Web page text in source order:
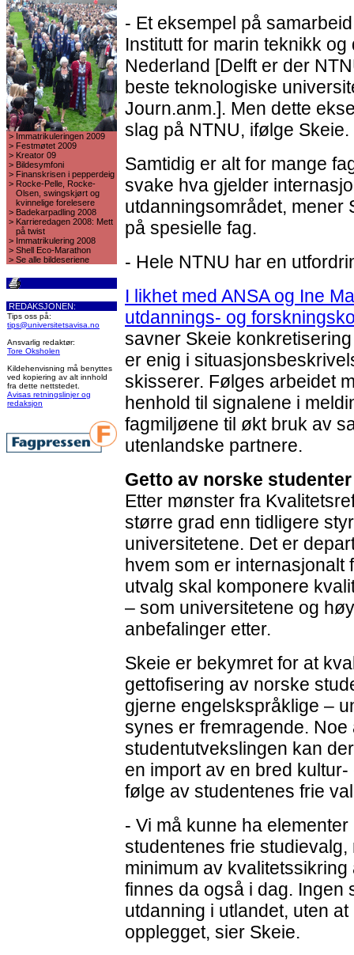
> Immatrikuleringen 2009
> Festmøtet 2009
> Kreator 09
> Bildesymfoni
> Finanskrisen i pepperdeig
> Rocke-Pelle, Rocke-
Olsen, swingskjørt og
kvinnelige forelesere
> Badekarpadling 2008
> Karrieredagen 2008: Mett
på twist
> Immatrikulering 2008
> Shell Eco-Marathon
> Se alle bildeseriene
REDAKSJONEN:
Tips oss på:
tips@universitetsavisa.no
Ansvarlig redaktør:
Tore Oksholen
Kildehenvisning må benyttes
ved kopiering av alt innhold
fra dette nettstedet.
Avisas retningslinjer og
redaksjon
- Et eksempel på
Institutt for marin teknikk
Nederland [Delft er der
beste teknologiske
Journ.anm.]. Men dette
slag på NTNU, ifølge Skeie.
Samtidig er alt for mange
svake hva gjelder
utdanningsområdet, mener
på spesielle fag.
- Hele NTNU har en
I likhet med ANSA og Ine
utdannings- og
savner Skeie
er enig i
skisserer. Følges arbeidet
henhold til signalene i
fagmiljøene til økt bruk av
utenlandske partnere.
Getto av norske
Etter mønster fra
større grad enn tidligere
universitetene. Det er
hvem som er internasjonalt
utvalg skal komponere
– som universitetene og
anbefalinger etter.
Skeie er bekymret for at
gettofisering av norske
gjerne engelskspråklige –
synes er fremragende.
studentutvekslingen kan
en import av en bred
følge av studentenes frie
- Vi må kunne ha
studentenes frie
minimum av
finnes da også i dag. Ingen
utdanning i utlandet, uten
opplegget, sier Skeie.